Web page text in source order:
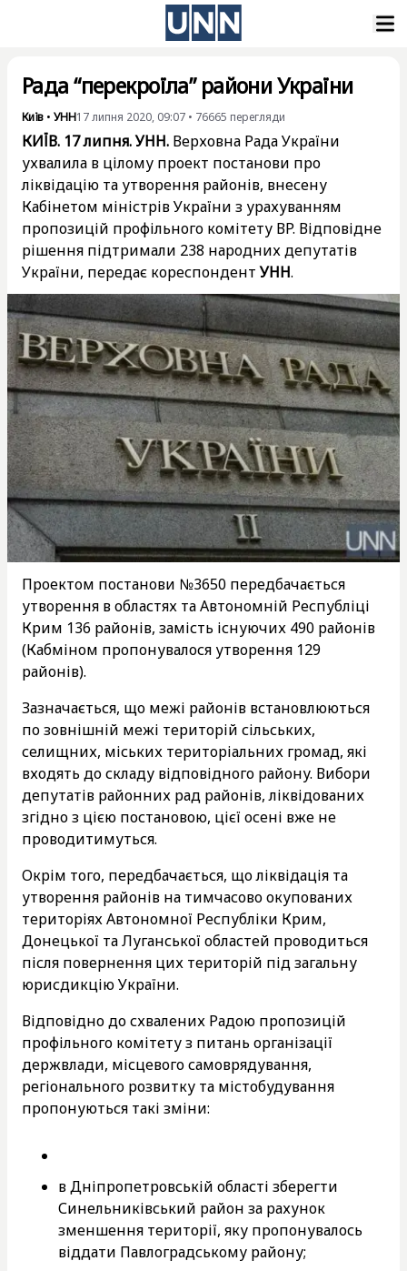
Рада “перекроїла” райони України
Київ • УНН17 липня 2020, 09:07 • 76665 перегляди
КИЇВ. 17 липня. УНН. Верховна Рада України
ухвалила в цілому проект постанови про
ліквідацію та утворення районів, внесену
Кабінетом міністрів України з урахуванням
пропозицій профільного комітету ВР. Відповідне
рішення підтримали 238 народних депутатів
України, передає кореспондентУНН.
Проектом постанови №3650 передбачається
утворення в областях та Автономній Республіці
Крим 136 районів, замість існуючих 490 районів
(Кабміном пропонувалося утворення 129
районів).
Зазначається, що межі районів встановлюються
по зовнішній межі територій сільських,
селищних, міських територіальних громад, які
входять до складу відповідного району. Вибори
депутатів районних рад районів, ліквідованих
згідно з цією постановою, цієї осені вже не
проводитимуться.
Окрім того, передбачається, що ліквідація та
утворення районів на тимчасово окупованих
територіях Автономної Республіки Крим,
Донецької та Луганської областей проводиться
після повернення цих територій під загальну
юрисдикцію України.
Відповідно до схвалених Радою пропозицій
профільного комітету з питань організації
держвлади, місцевого самоврядування,
регіонального розвитку та містобудування
пропонуються такі зміни:
в Дніпропетровській області зберегти
Синельниківський район за рахунок
зменшення території, яку пропонувалось
віддати Павлоградському району;